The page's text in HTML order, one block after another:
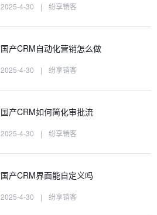
2025-4-30 | 纷享销客
国产CRM自动化营销怎么做
2025-4-30 | 纷享销客
国产CRM如何简化审批流
2025-4-30 | 纷享销客
国产CRM界面能自定义吗
2025-4-30 | 纷享销客